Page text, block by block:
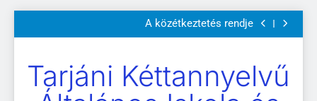
a
Szülői értekezletek 2026. május 04-14.
A közétkeztetés rendje
Kötelező és ajánlott olvasmányok
Szülői értekezletek 2026. május 04-14.
A közétkeztetés rendje
Kötelező és ajánlott olvasmányok
Tarjáni Kéttannyelvű